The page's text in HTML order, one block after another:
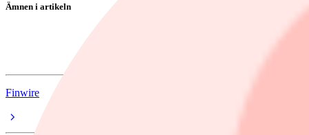
Ämnen i artikeln
Finwire